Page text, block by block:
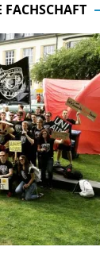
FACHSCHAFT